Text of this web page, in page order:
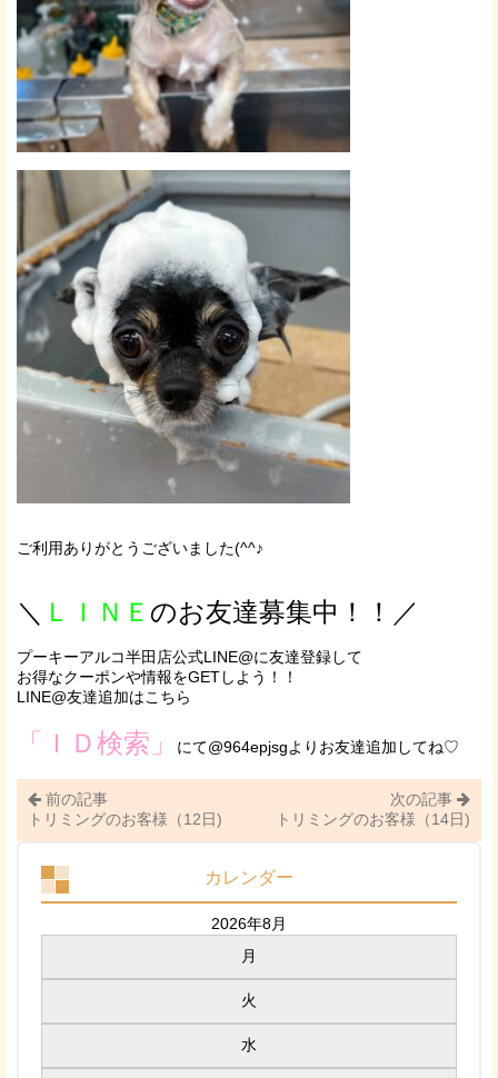
ご利用ありがとうございました(^^♪
＼ ＬＩＮＥ のお友達募集中！！／
プーキーアルコ半田店公式LINE@に友達登録して
お得なクーポンや情報をGETしよう！！
LINE@友達追加はこちら
「ＩＤ検索」 にて@964epjsgよりお友達追加してね♡
前の記事
トリミングのお客様（12日)
次の記事
トリミングのお客様（14日)
カレンダー
2026年8月
月
火
水